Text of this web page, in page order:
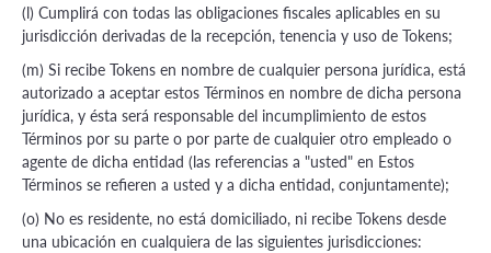
(l) Cumplirá con todas las obligaciones fiscales aplicables en su
jurisdicción derivadas de la recepción, tenencia y uso de Tokens;
(m) Si recibe Tokens en nombre de cualquier persona jurídica, está
autorizado a aceptar estos Términos en nombre de dicha persona
jurídica, y ésta será responsable del incumplimiento de estos
Términos por su parte o por parte de cualquier otro empleado o
agente de dicha entidad (las referencias a "usted" en Estos
Términos se refieren a usted y a dicha entidad, conjuntamente);
(o) No es residente, no está domiciliado, ni recibe Tokens desde
una ubicación en cualquiera de las siguientes jurisdicciones: